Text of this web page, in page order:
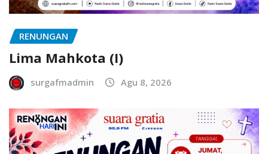
RENUNGAN
Lima Mahkota (I)
surgafmadmin Agu 8, 2026